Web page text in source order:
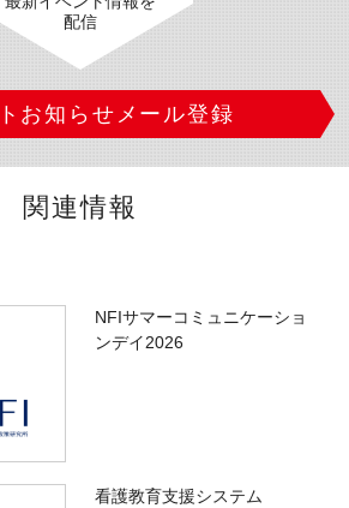
配信
お知らせメール登録
関連情報
NFIサマーコミュニケーショ
ンデイ2026
看護教育支援システム